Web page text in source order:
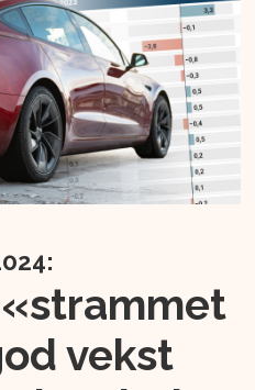
vekst